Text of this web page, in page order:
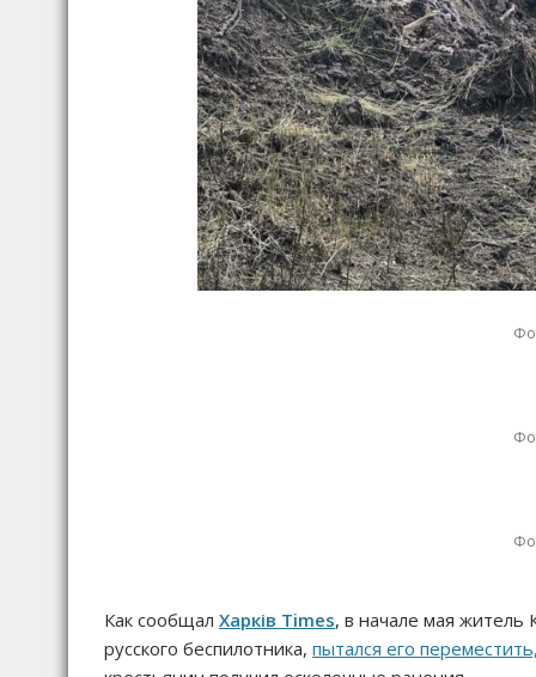
Как сообщал Харків Times, в начале мая житель
русского беспилотника, пытался его